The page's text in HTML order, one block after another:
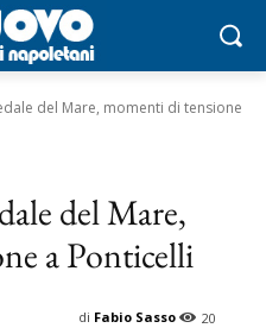
del Mare, momenti di tensione
del Mare,
a Ponticelli
20
di Fabio Sasso